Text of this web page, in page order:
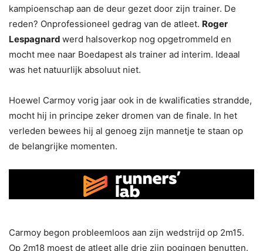
kampioenschap aan de deur gezet door zijn trainer. De
reden? Onprofessioneel gedrag van de atleet. Roger
Lespagnard werd halsoverkop nog opgetrommeld en
mocht mee naar Boedapest als trainer ad interim. Ideaal
was het natuurlijk absoluut niet.
Hoewel Carmoy vorig jaar ook in de kwalificaties strandde,
mocht hij in principe zeker dromen van de finale. In het
verleden bewees hij al genoeg zijn mannetje te staan op
de belangrijke momenten.
Carmoy begon probleemloos aan zijn wedstrijd op 2m15.
Op 2m18 moest de atleet alle drie zijn pogingen benutten.